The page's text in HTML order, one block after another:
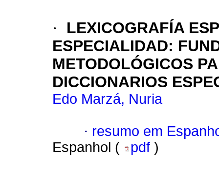
·
LEXICOGRAFÍA
ESPECIALIDAD:
METODOLÓGICOS
DICCIONARIOS
Edo Marzá, Nuria
· resumo em
Espanhol (
pdf )